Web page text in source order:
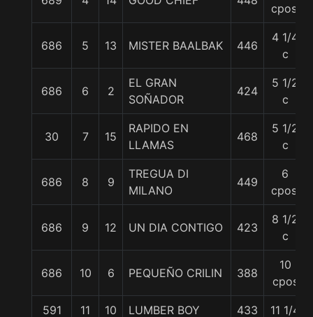
cpos.
686 5 13 MISTER BAALBAK 446
4 1/4
c
686 6 2
EL GRAN
SOÑADOR
424
5 1/2
c
30 7 15
RAPIDO EN
LLAMAS
468
5 1/2
c
686 8 9
TREGUA DI
MILANO
449
6
cpos.
686 9 12 UN DIA CONTIGO 423
8 1/2
c
686 10 6 PEQUEÑO CRILIN 388
10
cpos
591 11 10 LUMBER BOY 433 11 1/4